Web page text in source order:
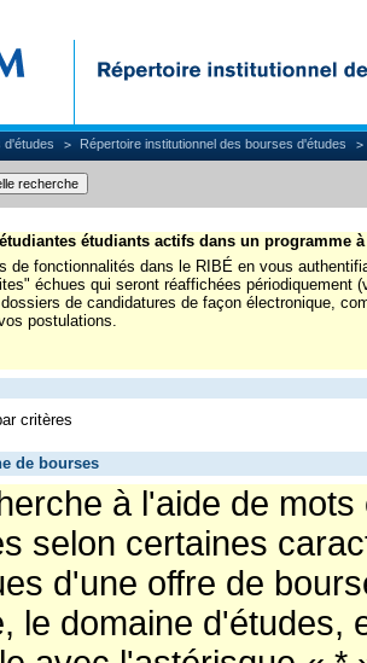
d'études Répertoire institutionnel des bourses d'études
étudiants actifs dans un programme
de fonctionnalités dans le RIBÉ en vous
échues qui seront réaffichées périodiquement
de candidatures de façon électronique,
postulations.
critères
de bourses
à l'aide de
selon certaines
d'une offre de
le domaine d'études,